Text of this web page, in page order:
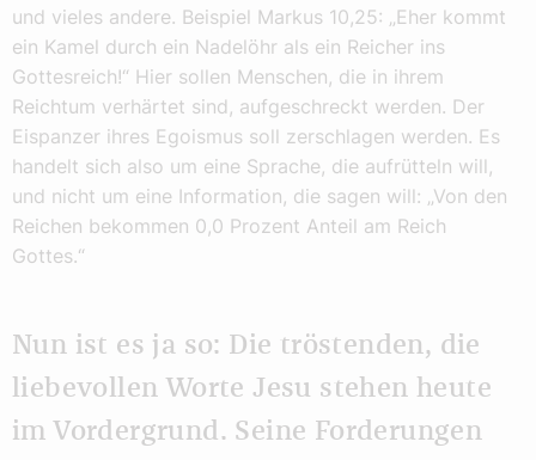
und vieles andere. Beispiel Markus 10,25: „Eher kommt
ein Kamel durch ein Nadelöhr als ein Reicher ins
Gottesreich!“ Hier sollen Menschen, die in ihrem
Reichtum verhärtet sind, aufgeschreckt werden. Der
Eispanzer ihres Egoismus soll zerschlagen werden. Es
handelt sich also um eine Sprache, die aufrütteln will,
und nicht um eine Information, die sagen will: „Von den
Reichen bekommen 0,0 Prozent Anteil am Reich
Gottes.“
Nun ist es ja so: Die tröstenden, die
liebevollen Worte Jesu stehen heute
im Vordergrund. Seine Forderungen